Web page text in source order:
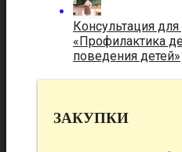
Консультация
«Профилактика
поведения детей»
ЗАКУПКИ